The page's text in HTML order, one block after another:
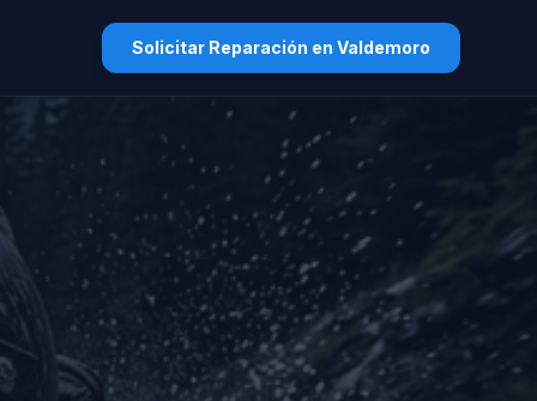
Solicitar Reparación en Valdemoro